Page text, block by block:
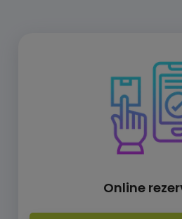
Online